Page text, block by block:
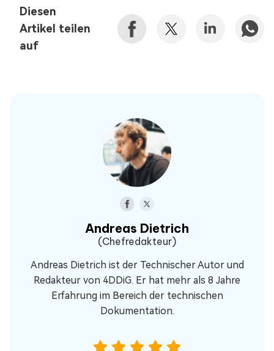
Diesen
Artikel teilen
auf
Andreas Dietrich
(Chefredakteur)
Andreas Dietrich ist der Technischer Autor und
Redakteur von 4DDiG. Er hat mehr als 8 Jahre
Erfahrung im Bereich der technischen
Dokumentation.